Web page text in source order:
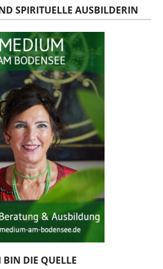
SPIRITUELLE AUSBILDERIN
BIN DIE QUELLE